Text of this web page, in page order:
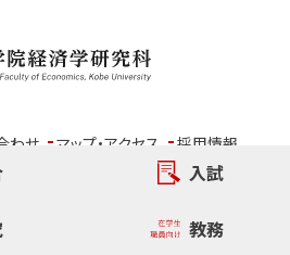
わせ マップ・アクセス 採用情報
入試
教務
22日15:00～開
ラム